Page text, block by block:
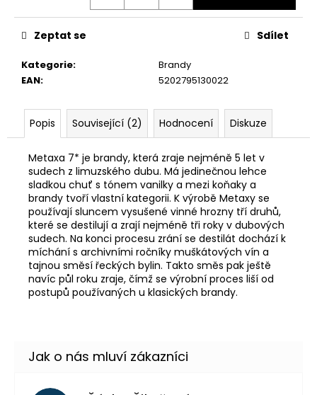
Kategorie:
Brandy
EAN: 5202795130022
Zeptat se Sdílet
Popis Související (2) Hodnocení Diskuze
Metaxa 7* je brandy, která zraje nejméně 5 let v
sudech z limuzského dubu. Má jedinečnou lehce
sladkou chuť s tónem vanilky a mezi koňaky a
brandy tvoří vlastní kategorii. K výrobě Metaxy se
používají sluncem vysušené vinné hrozny tří druhů,
které se destilují a zrají nejméně tři roky v dubových
sudech. Na konci procesu zrání se destilát dochází k
míchání s archivními ročníky muškátových vín a
tajnou směsí řeckých bylin. Takto směs pak ještě
navíc půl roku zraje, čímž se výrobní proces liší od
postupů používaných u klasických brandy.
u
m
e
JAPONSKÁ
ČAJOVÁ
CEREMONIE
PRÉMIOVÝ
KERAMICKÝ
ČAJOVÝ
SET
KONVIČKOU
ŠÁLKY
199
Kč